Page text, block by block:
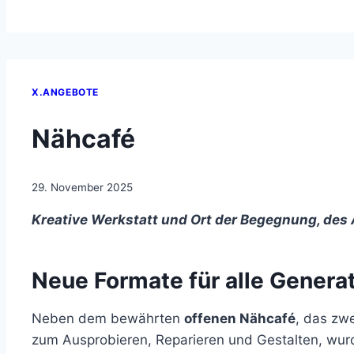
X.ANGEBOTE
Nähcafé
29. November 2025
Kreative Werkstatt und Ort der Begegnung,
Neue Formate für alle
Neben dem bewährten offenen Nähcafé, das
zum Ausprobieren, Reparieren und Gestalten,